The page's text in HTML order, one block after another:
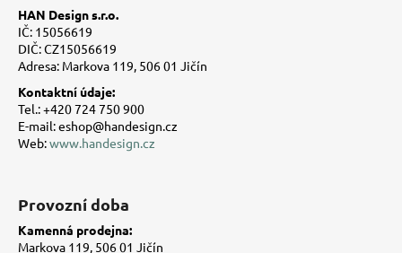
HAN Design s.r.o.
IČ: 15056619
DIČ: CZ15056619
Adresa: Markova 119, 506 01 Jičín
Kontaktní údaje:
Tel.: +420 724 750 900
E-mail: eshop@handesign.cz
Web:www.handesign.cz
Provozní doba
Kamenná prodejna:
Markova 119, 506 01 Jičín